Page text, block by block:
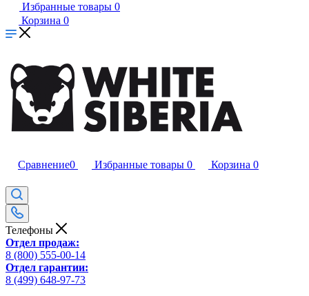
Избранные товары 0
Корзина 0
Сравнение0 Избранные товары 0 Корзина 0
Телефоны
Отдел продаж:
8 (800) 555-00-14
Отдел гарантии:
8 (499) 648-97-73